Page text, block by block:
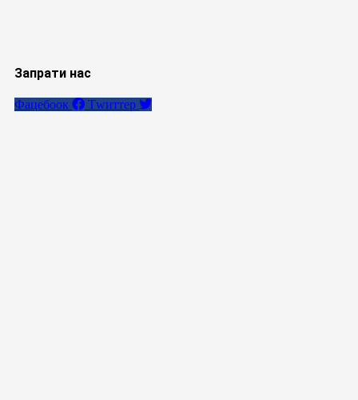
Запрати нас
Фацебоок Тwиттер